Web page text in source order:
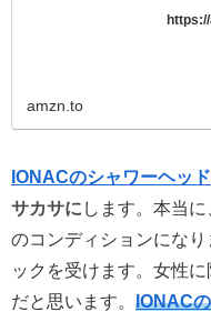
amzn.to
IONACのシャワーヘッド
サカサに します。本当
のコンディションにな
ックを受けます。女性
だと思います。 IONAC